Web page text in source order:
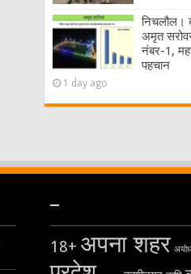
निचलौल।
अमृत
नंबर-1,
पहचान
1 day ago
–
18+ अपना शहर